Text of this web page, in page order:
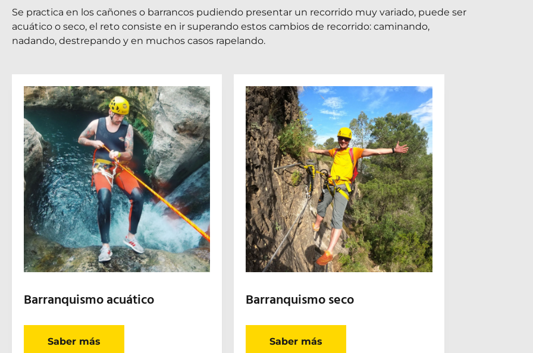
Se practica en los cañones o barrancos pudiendo presentar un recorrido muy variado, puede ser
acuático o seco, el reto consiste en ir superando estos cambios de recorrido: caminando,
nadando, destrepando y en muchos casos rapelando.
Barranquismo acuático
Saber más
Barranquismo seco
Saber más